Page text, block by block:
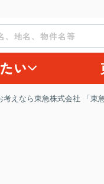
い
えなら東急株式会社 「東